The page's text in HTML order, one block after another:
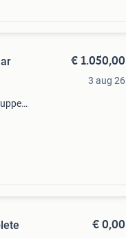
€ 1.050,00
3 aug 26
€ 0,00